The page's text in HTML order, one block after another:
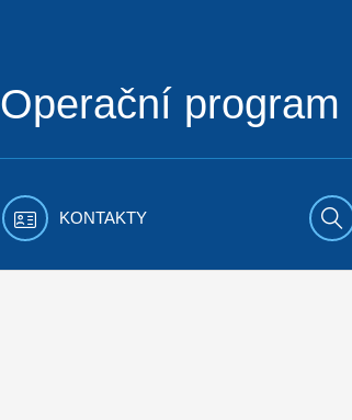
Operační program
KONTAKTY